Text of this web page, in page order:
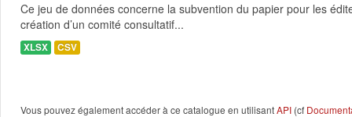
Ce jeu de données concerne la subvention du papier pour les
création d’un comité consultatif...
XLSX CSV
Vous pouvez également accéder à ce catalogue en utilisantAPI (cf